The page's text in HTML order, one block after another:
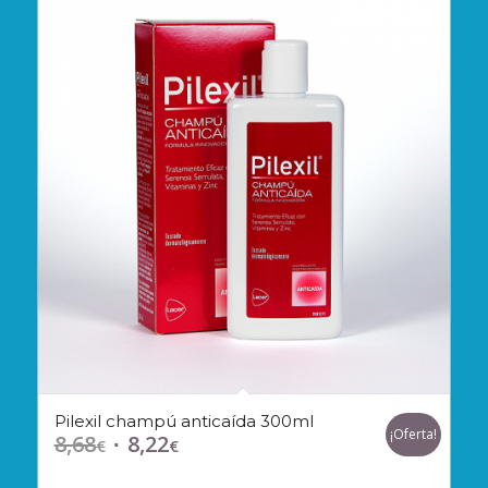
Pilexil champú anticaída 300ml
8,68€ El 8,22€El
¡Oferta!